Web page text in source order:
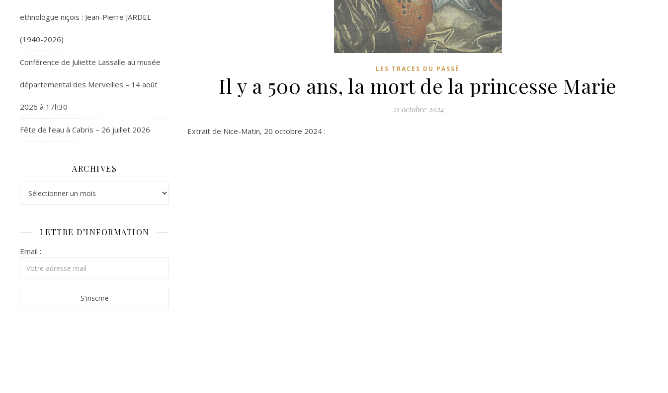
ethnologue niçois : Jean-Pierre JARDEL
(1940-2026)
Conférence de Juliette Lassalle au musée
départemental des Merveilles – 14 août
2026 à 17h30
Fête de l’eau à Cabris – 26 juillet 2026
ARCHIVES
LETTRE D’INFORMATION
Email :
LES TRACES DU PASSÉ
Il y a 500 ans, la mort de la princesse Marie
21 octobre 2024
Extrait de Nice-Matin, 20 octobre 2024 :